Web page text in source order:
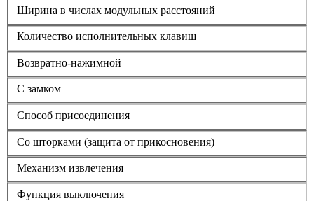
Ширина в числах модульных расстояний
Количество исполнительных клавиш
Возвратно-нажимной
С замком
Способ присоединения
Со шторками (защита от прикосновения)
Механизм извлечения
Функция выключения